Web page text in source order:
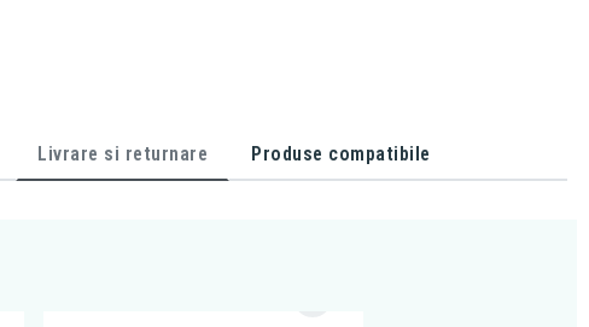
Livrare si returnare Produse compatibile